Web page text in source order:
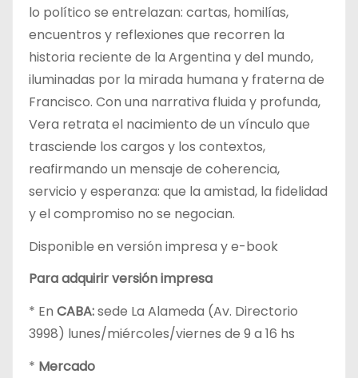
lo político se entrelazan: cartas, homilías,
encuentros y reflexiones que recorren la
historia reciente de la Argentina y del mundo,
iluminadas por la mirada humana y fraterna de
Francisco. Con una narrativa fluida y profunda,
Vera retrata el nacimiento de un vínculo que
trasciende los cargos y los contextos,
reafirmando un mensaje de coherencia,
servicio y esperanza: que la amistad, la fidelidad
y el compromiso no se negocian.
Disponible en versión impresa y e-book
Para adquirir versión impresa
* En CABA:sede La Alameda (Av. Directorio
3998) lunes/miércoles/viernes de 9 a 16 hs
* Mercado